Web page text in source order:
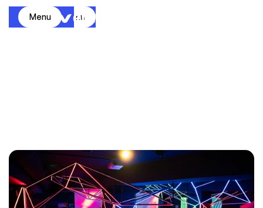
Menu
Menu
sello EMVI
Compartir Articulo